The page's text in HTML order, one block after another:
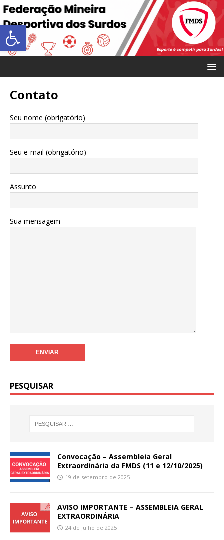
Abrir a barra de ferramentas
Contato
Seu nome (obrigatório)
Seu e-mail (obrigatório)
Assunto
Sua mensagem
PESQUISAR
Convocação – Assembleia Geral
Extraordinária da FMDS (11 e 12/10/2025)
19 de setembro de 2025
AVISO IMPORTANTE – ASSEMBLEIA GERAL
EXTRAORDINÁRIA
24 de julho de 2025